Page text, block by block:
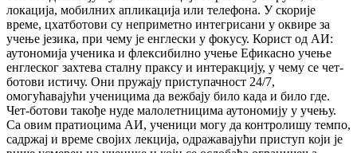
локација, мобилних апликација или телефона. У скорије
време, цхатботови су неприметно интегрисани у оквире за
учење језика, при чему је енглески у фокусу. Корист од АИ:
аутономија ученика и флексибилно учење Ефикасно учење
енглеског захтева сталну праксу и интеракцију, у чему се чет-
ботови истичу. Они пружају приступачност 24/7,
омогућавајући ученицима да вежбају било када и било где.
Чет-ботови такође нуде малолетницима аутономију у учењу.
Са овим пратиоцима АИ, ученици могу да контролишу темпо,
садржај и време својих лекција, одражавајући приступ који је